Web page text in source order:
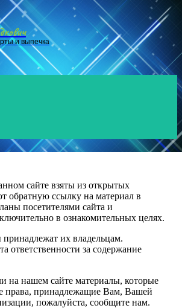
и выпечка
сайте взяты из открытых
обратную ссылку на материал в
посетителями сайта и
в ознакомительных целях.
их владельцам.
ответственности за содержание
на нашем сайте материалы, которые
права, принадлежащие Вам, Вашей
пожалуйста, сообщите нам.